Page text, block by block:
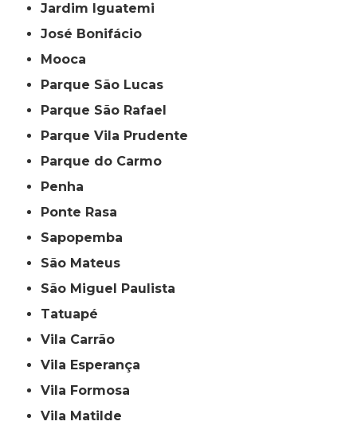
Jardim Iguatemi
José Bonifácio
Mooca
Parque São Lucas
Parque São Rafael
Parque Vila Prudente
Parque do Carmo
Penha
Ponte Rasa
Sapopemba
São Mateus
São Miguel Paulista
Tatuapé
Vila Carrão
Vila Esperança
Vila Formosa
Vila Matilde